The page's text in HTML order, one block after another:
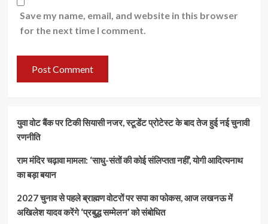
Save my name, email, and website in this browser
for the next time I comment.
युवा वोट बैंक पर टिकी सियासी नजर, स्टूडेंट प्रोटेस्ट के बाद तेज हुई नई चुनावी
रणनीति
राम मंदिर चढ़ावा मामला: ‘साधु-संतों की कोई संलिप्तता नहीं’, योगी आदित्यनाथ
का बड़ा बयान
2027 चुनाव से पहले ब्राह्मण वोटरों पर सपा का फोकस, आज लखनऊ में
अखिलेश यादव करेंगे ‘प्रबुद्ध सम्मेलन’ को संबोधित